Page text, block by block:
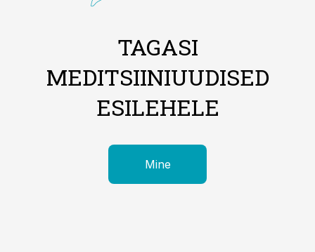
TAGASI
MEDITSIINIUUDISED
ESILEHELE
Mine